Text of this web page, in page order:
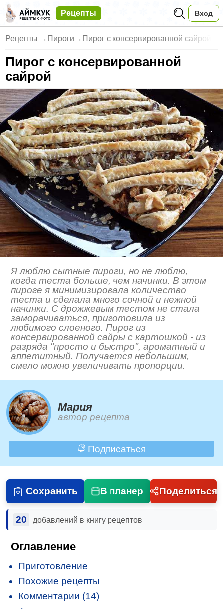
Рецепты Вход
Рецепты → Пироги → Пирог с консервированной сайрой
Пирог с консервированной
сайрой
Я люблю сытные пироги, но не люблю,
когда теста больше, чем начинки. В этом
пироге я минимизировала количество
теста и сделала много сочной и нежной
начинки. С дрожжевым тестом не стала
заморачиваться, приготовила из
любимого слоеного. Пирог из
консервированной сайры с картошкой - из
разряда "просто и быстро", ароматный и
аппетитный. Получается небольшим,
смело можно увеличивать пропорции.
Мария
автор рецепта
Подписаться
Сохранить В планер Поделиться
20 добавлений в книгу рецептов
Оглавление
Приготовление
Похожие рецепты
Комментарии (14)